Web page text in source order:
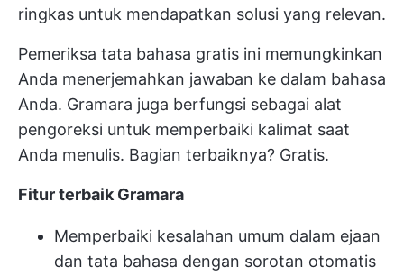
ringkas untuk mendapatkan solusi yang relevan.
Pemeriksa tata bahasa gratis ini memungkinkan
Anda menerjemahkan jawaban ke dalam bahasa
Anda. Gramara juga berfungsi sebagai alat
pengoreksi untuk memperbaiki kalimat saat
Anda menulis. Bagian terbaiknya? Gratis.
Fitur terbaik Gramara
Memperbaiki kesalahan umum dalam ejaan
dan tata bahasa dengan sorotan otomatis